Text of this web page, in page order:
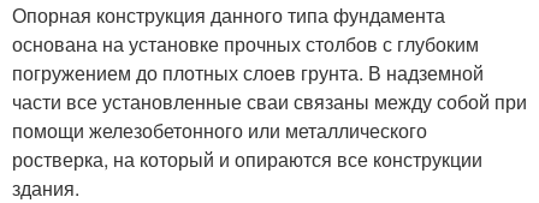
Опорная конструкция данного типа фундамента
основана на установке прочных столбов с глубоким
погружением до плотных слоев грунта. В надземной
части все установленные сваи связаны между собой при
помощи железобетонного или металлического
ростверка, на который и опираются все конструкции
здания.